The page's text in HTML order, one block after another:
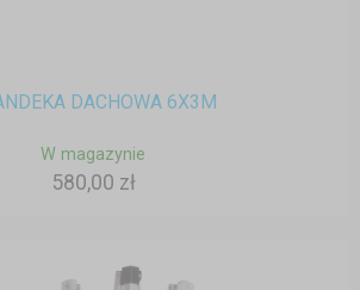
DACHOWA 6X3M
W magazynie
580,00 zł